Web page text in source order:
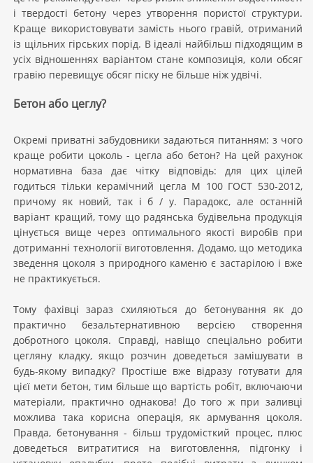
і твердості бетону через утворення пористої структури.
Краще використовувати замість нього гравій, отриманий
із щільних гірських порід. В ідеалі найбільш підходящим в
усіх відношеннях варіантом стане композиція, коли обсяг
гравію перевищує обсяг піску не більше ніж удвічі.
Бетон або цеглу?
Окремі приватні забудовники задаються питанням: з чого
краще робити цоколь - цегла або бетон? На цей рахунок
нормативна база дає чітку відповідь: для цих цілей
годиться тільки керамічний цегла М 100 ГОСТ 530-2012,
причому як новий, так і б / у. Парадокс, але останній
варіант кращий, тому що радянська будівельна продукція
цінується вище через оптимального якості виробів при
дотриманні технології виготовлення. Додамо, що методика
зведення цоколя з природного каменю є застарілою і вже
не практикується.
Тому фахівці зараз схиляються до бетонування як до
практично безальтернативною версією створення
добротного цоколя. Справді, навіщо спеціально робити
цегляну кладку, якщо розчин доведеться замішувати в
будь-якому випадку? Простіше вже відразу готувати для
цієї мети бетон, тим більше що вартість робіт, включаючи
матеріали, практично однакова! До того ж при заливці
можлива така корисна операція, як армування цоколя.
Правда, бетонування - більш трудомісткий процес, плюс
доведеться витратитися на виготовлення, підгонку і